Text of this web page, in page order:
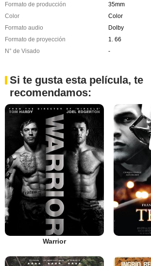
Formato de producción
35mm
Color
Color
Formato audio
Dolby
Formato de proyección
1. 66
N° de Visado
-
Si te gusta esta película, te
recomendamos:
Warrior